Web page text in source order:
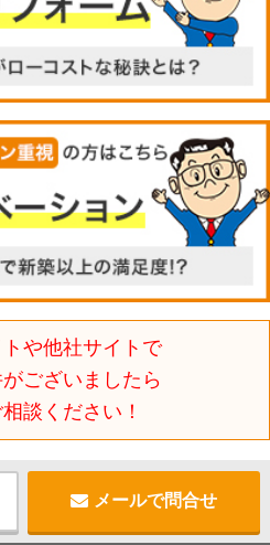
や他社サイトで
ございましたら
談ください！
メールで問合せ